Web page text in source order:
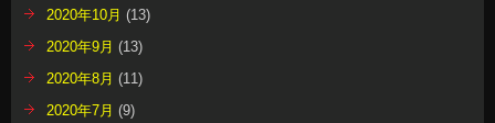
2020年10月 (13)
2020年9月 (13)
2020年8月 (11)
2020年7月 (9)